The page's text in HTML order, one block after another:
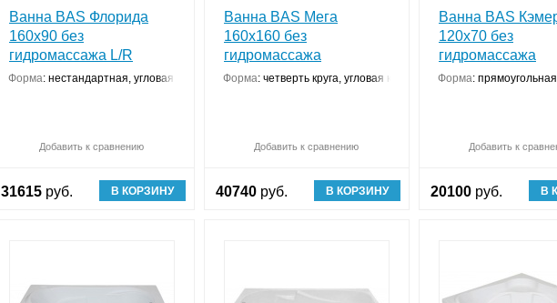
Обновляю список
Ванна BAS Флорида
160x90 без
гидромассажа L/R
Форма: нестандартная, угловая конструкция
Добавить к сравнению Обновляю список
31615 руб. В КОРЗИНУ
Ванна BAS Мега
160х160 без
гидромассажа
Форма: четверть круга, угловая конструкция
Добавить к сравнению Обновляю список
40740 руб. В КОРЗИНУ
Ванна BAS
120х70 без
гидромассажа
Форма: прямоугольная
Добавить к
20100 руб. В